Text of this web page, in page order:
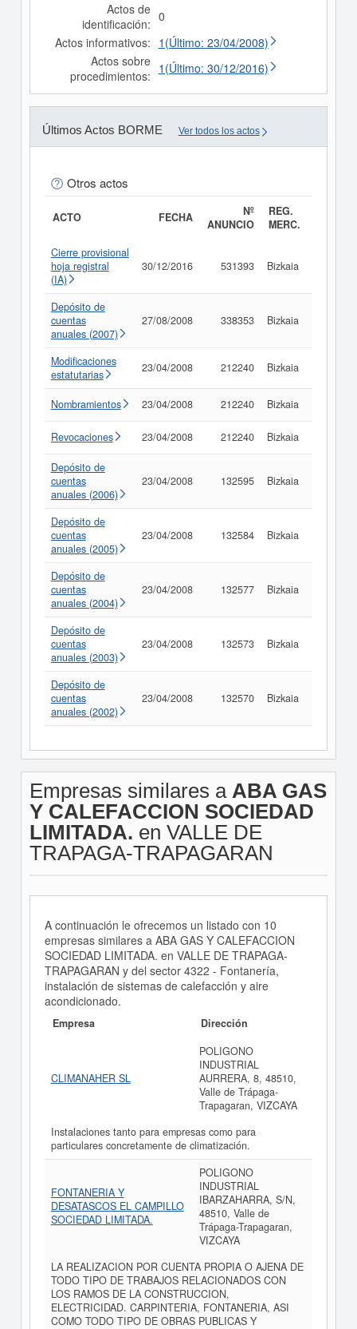
Actos de
identificación: 0
Actos informativos: 1(Último: 23/04/2008)
Actos sobre
procedimientos: 1(Último: 30/12/2016)
Últimos Actos BORME Ver todos los actos
Otros actos
ACTO FECHA
Nº
ANUNCIO
REG.
MERC.
Cierre provisional
hoja registral
(IA)
30/12/2016 531393 Bizkaia
Depósito de
cuentas
anuales (2007)
27/08/2008 338353 Bizkaia
Modificaciones
estatutarias
23/04/2008 212240 Bizkaia
Nombramientos 23/04/2008 212240 Bizkaia
Revocaciones 23/04/2008 212240 Bizkaia
Depósito de
cuentas
anuales (2006)
23/04/2008 132595 Bizkaia
Depósito de
cuentas
anuales (2005)
23/04/2008 132584 Bizkaia
Depósito de
cuentas
anuales (2004)
23/04/2008 132577 Bizkaia
Depósito de
cuentas
anuales (2003)
23/04/2008 132573 Bizkaia
Depósito de
cuentas
anuales (2002)
23/04/2008 132570 Bizkaia
Empresas similares a ABA GAS
Y CALEFACCION SOCIEDAD
LIMITADA. en VALLE DE
TRAPAGA-TRAPAGARAN
A continuación le ofrecemos un listado con 10
empresas similares a ABA GAS Y CALEFACCION
SOCIEDAD LIMITADA. en VALLE DE TRAPAGA-
TRAPAGARAN y del sector 4322 - Fontanería,
instalación de sistemas de calefacción y aire
acondicionado.
Empresa Dirección
CLIMANAHER SL
POLIGONO
INDUSTRIAL
AURRERA, 8, 48510,
Valle de Trápaga-
Trapagaran, VIZCAYA
Instalaciones tanto para empresas como para
particulares concretamente de climatización.
FONTANERIA Y
DESATASCOS EL CAMPILLO
SOCIEDAD LIMITADA.
POLIGONO
INDUSTRIAL
IBARZAHARRA, S/N,
48510, Valle de
Trápaga-Trapagaran,
VIZCAYA
LA REALIZACION POR CUENTA PROPIA O AJENA DE
TODO TIPO DE TRABAJOS RELACIONADOS CON
LOS RAMOS DE LA CONSTRUCCION,
ELECTRICIDAD. CARPINTERIA, FONTANERIA, ASI
COMO TODO TIPO DE OBRAS PUBLICAS Y